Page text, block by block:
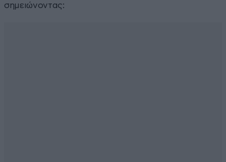
σημειώνοντας: